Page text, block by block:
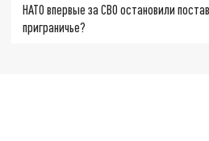
НАТО впервые за СВО остановили
приграничье?